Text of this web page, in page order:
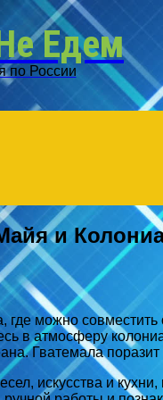
Едем
по России
и
где можно
в атмосферу
Гватемала
искусства и